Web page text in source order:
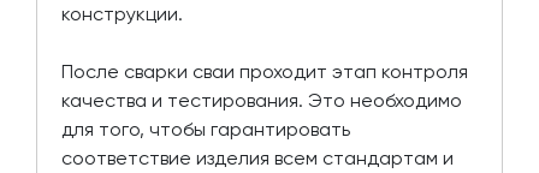
конструкции.
После сварки сваи проходит этап контроля
качества и тестирования. Это необходимо
для того, чтобы гарантировать
соответствие изделия всем стандартам и